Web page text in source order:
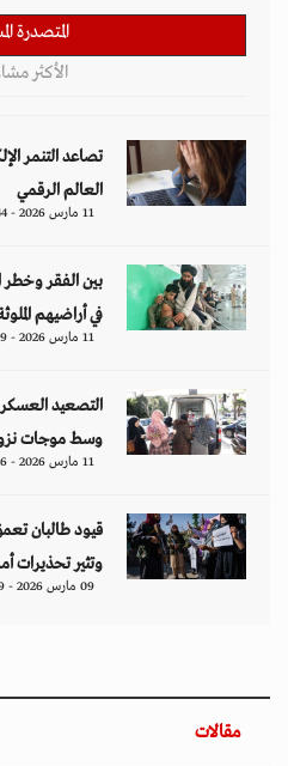
المتصدرة
الأكثر
تصاعد التنمر
العالم الرقمي
11 مارس 2026 - 13:44
بين الفقر وخطر
في أراضيهم
11 مارس 2026 - 11:19
التصعيد
وسط موجات
11 مارس 2026 - 10:26
قيود طالبان
وتثير تحذيرات
09 مارس 2026 - 14:09
مقالات